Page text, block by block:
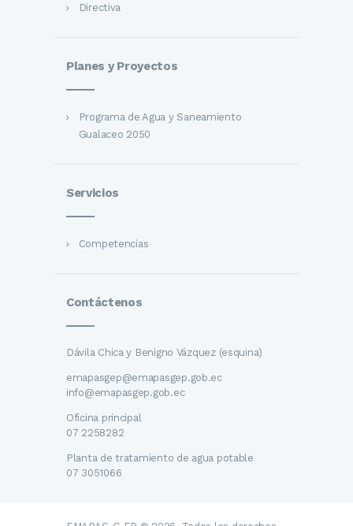
Directiva
Planes y Proyectos
Programa de Agua y Saneamiento
Gualaceo 2050
Servicios
Competencias
Contáctenos
Dávila Chica y Benigno Vázquez (esquina)
emapasgep@emapasgep.gob.ec
info@emapasgep.gob.ec
Oficina principal
07 2258282
Planta de tratamiento de agua potable
07 3051066